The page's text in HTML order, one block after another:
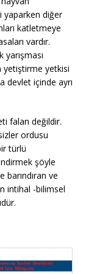
yaparken diğer
katletmeye
vardır.
yetiştirme yetkisi
devlet içinde ayrı
falan değildir.
ordusu
türlü
şöyle
ve
intihal -bilimsel